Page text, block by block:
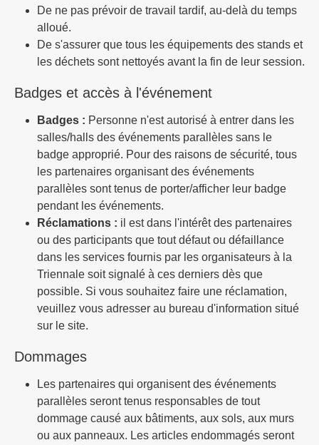
De ne pas prévoir de travail tardif, au-delà du temps
alloué.
De s'assurer que tous les équipements des stands et
les déchets sont nettoyés avant la fin de leur session.
Badges et accès à l'événement
Badges : Personne n'est autorisé à entrer dans les
salles/halls des événements parallèles sans le
badge approprié. Pour des raisons de sécurité, tous
les partenaires organisant des événements
parallèles sont tenus de porter/afficher leur badge
pendant les événements.
Réclamations : il est dans l'intérêt des partenaires
ou des participants que tout défaut ou défaillance
dans les services fournis par les organisateurs à la
Triennale soit signalé à ces derniers dès que
possible. Si vous souhaitez faire une réclamation,
veuillez vous adresser au bureau d'information situé
sur le site.
Dommages
Les partenaires qui organisent des événements
parallèles seront tenus responsables de tout
dommage causé aux bâtiments, aux sols, aux murs
ou aux panneaux. Les articles endommagés seront